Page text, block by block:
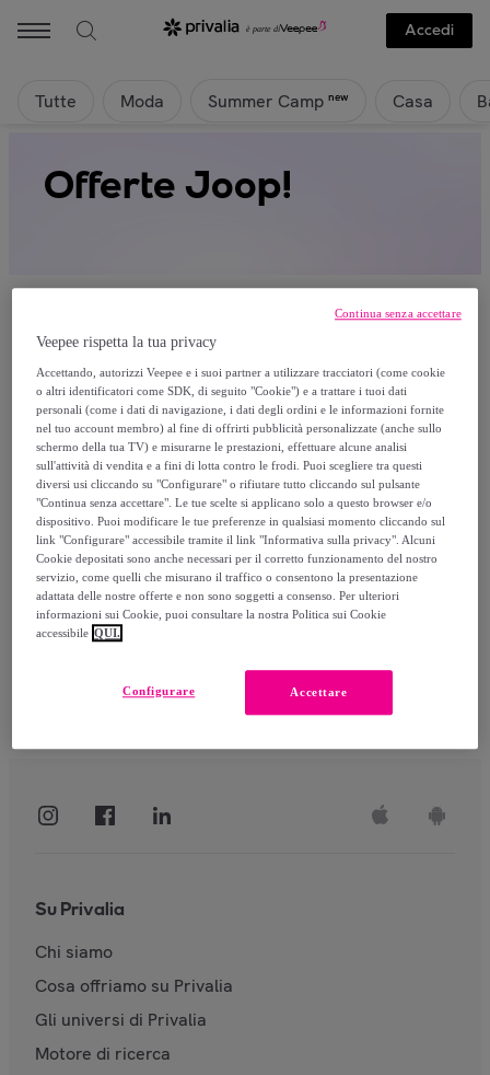
Accedi
Tutte Moda Summer Camp new Casa
Offerte Joop!
Attualmente non è disponibile alcun
prodotto.
Registrati e accedi a tutti i prodotti visibili ai nostri
membri.
Accedi
Su Privalia
Chi siamo
Cosa offriamo su Privalia
Gli universi di Privalia
Motore di ricerca
Veepee rispetta la tua privacy
Accettando, autorizzi Veepee e i suoi partner a utilizzare tracciatori (come cookie
o altri identificatori come SDK, di seguito "Cookie") e a trattare i tuoi dati
personali (come i dati di navigazione, i dati degli ordini e le informazioni fornite
nel tuo account membro) al fine di offrirti pubblicità personalizzate (anche sullo
schermo della tua TV) e misurarne le prestazioni, effettuare alcune analisi
sull'attività di vendita e a fini di lotta contro le frodi. Puoi scegliere tra questi
diversi usi cliccando su "Configurare" o rifiutare tutto cliccando sul pulsante
"Continua senza accettare". Le tue scelte si applicano solo a questo browser e/o
dispositivo. Puoi modificare le tue preferenze in qualsiasi momento cliccando sul
link "Configurare" accessibile tramite il link "Informativa sulla privacy". Alcuni
Cookie depositati sono anche necessari per il corretto funzionamento del nostro
servizio, come quelli che misurano il traffico o consentono la presentazione
adattata delle nostre offerte e non sono soggetti a consenso. Per ulteriori
informazioni sui Cookie, puoi consultare la nostra Politica sui Cookie
accessibile QUI.
Accettare
Configurare
Continua senza accettare